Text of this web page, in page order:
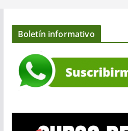
Boletín informativo